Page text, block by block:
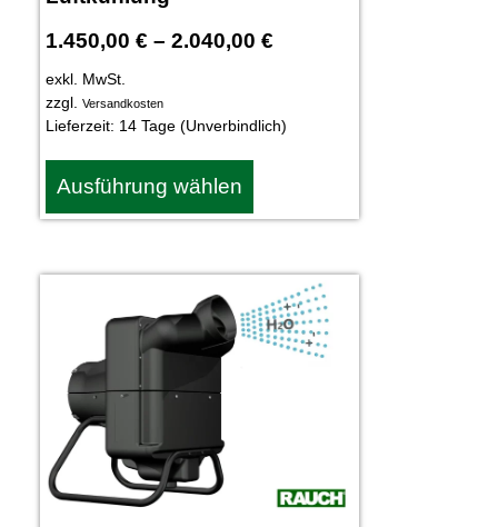
1.450,00 € – 2.040,00 €
exkl. MwSt.
zzgl.
Versandkosten
Lieferzeit: 14 Tage (Unverbindlich)
Ausführung wählen